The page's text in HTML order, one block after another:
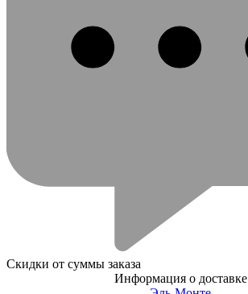
Скидки от суммы заказа
Информация о доставке